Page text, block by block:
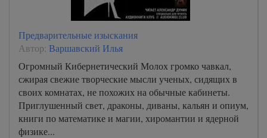
Предварительные изыскания
Автор: Варшавский Илья
Огромный Кибернетический Молох громко чавкал,
сжирая свежие творческие мысли ученых, сидящих в
своих комнатах, не похожих на обычные кабинеты.
Приглушенный свет, драконы, диваны, кальян и опиум,
книги по математике и магии, хиромантии и ядерной
физике...